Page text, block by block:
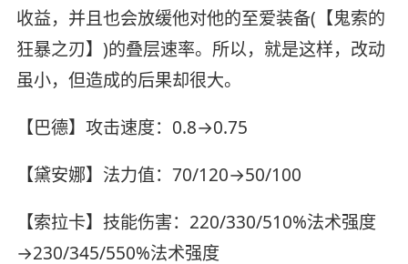
收益，并且也会放缓他对他的至爱装备(【鬼索的
狂暴之刃】)的叠层速率。所以，就是这样，改动
虽小，但造成的后果却很大。
【巴德】攻击速度：0.8→0.75
【黛安娜】法力值：70/120→50/100
【索拉卡】技能伤害：220/330/510%法术强度
→230/345/550%法术强度